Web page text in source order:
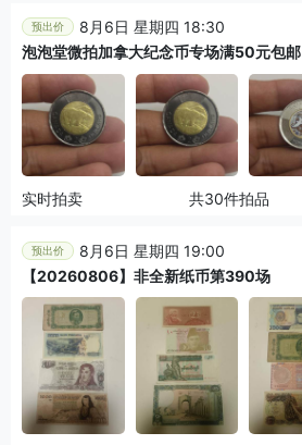
预出价
8月6日 星期四 18:30
泡泡堂微拍加拿大纪念币专场满50元包邮
实时拍卖 共30件拍品
预出价
8月6日 星期四 19:00
【20260806】非全新纸币第390场